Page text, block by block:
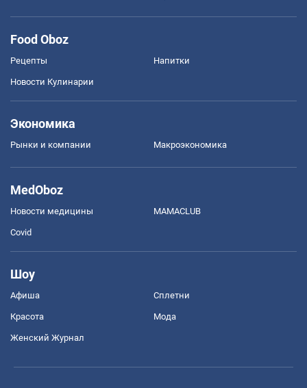
Food Oboz
Рецепты Напитки
Новости Кулинарии
Экономика
Рынки и компании Mакроэкономика
MedOboz
Новости медицины MAMACLUB
Covid
Шоу
Афиша Сплетни
Красота Мода
Женский Журнал